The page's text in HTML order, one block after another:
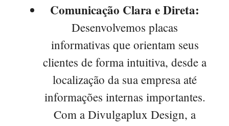
Comunicação Clara e Direta:
Desenvolvemos placas
informativas que orientam seus
clientes de forma intuitiva, desde a
localização da sua empresa até
informações internas importantes.
Com a Divulgaplux Design, a